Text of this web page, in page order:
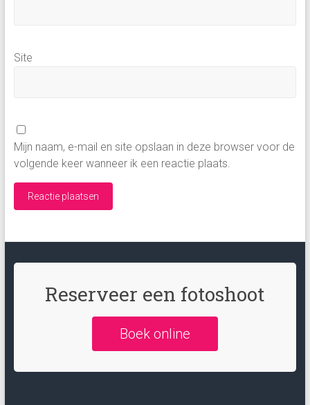
Site
Mijn naam, e-mail en site opslaan in deze browser voor de
volgende keer wanneer ik een reactie plaats.
Reserveer een fotoshoot
Boek online